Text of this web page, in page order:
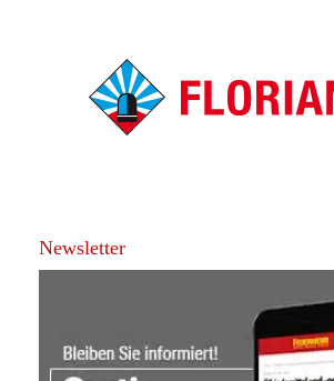
Newsletter